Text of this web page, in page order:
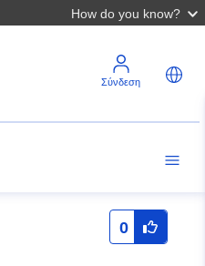
How do you know?
Σύνδεση
0